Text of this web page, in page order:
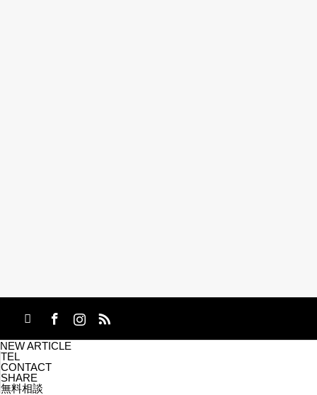
NEW ARTICLE
TEL
CONTACT
SHARE
無料相談